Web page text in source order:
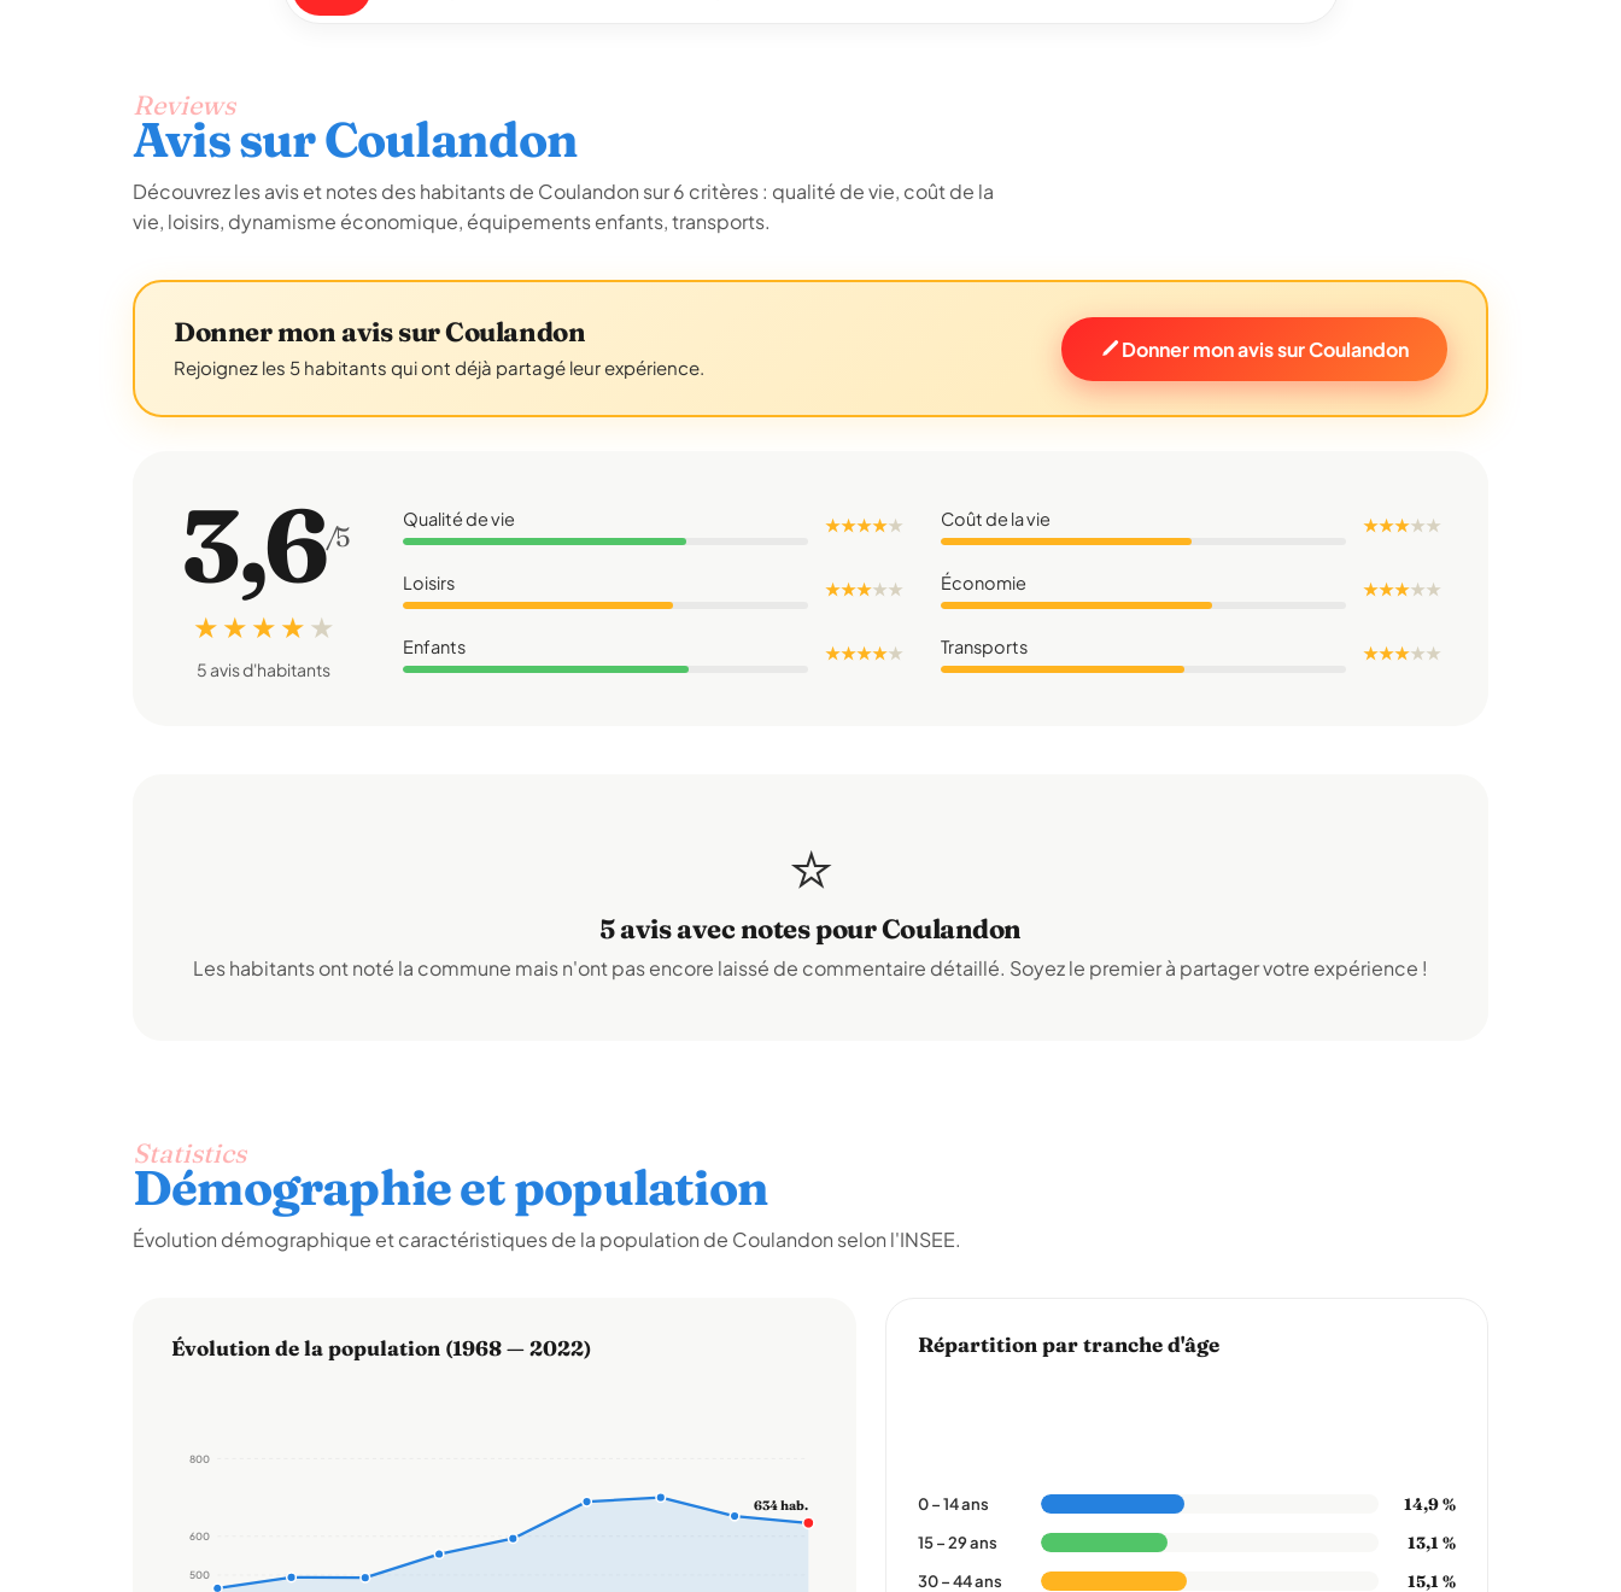
Reviews
Avis sur Coulandon
Découvrez les avis et notes des habitants de Coulandon sur 6 critères : qualité de vie, coût de la
vie, loisirs, dynamisme économique, équipements enfants, transports.
Donner mon avis sur Coulandon
Rejoignez les 5 habitants qui ont déjà partagé leur expérience.
Donner mon avis sur Coulandon
3,6/5
★ ★ ★ ★ ★
5 avis d'habitants
Qualité de vie ★ ★ ★ ★★ Coût de la vie ★ ★ ★★★
Loisirs ★ ★ ★★★ Économie ★ ★ ★★★
Enfants ★ ★ ★ ★★ Transports ★ ★ ★★★
⭐
5 avis avec notes pour Coulandon
Les habitants ont noté la commune mais n'ont pas encore laissé de commentaire détaillé. Soyez le premier à partager votre expérience !
Statistics
Démographie et population
Évolution démographique et caractéristiques de la population de Coulandon selon l'INSEE.
Évolution de la population (1968 — 2022)
500
600
800
634 hab.
Répartition par tranche d'âge
0 – 14 ans 14,9 %
15 – 29 ans 13,1 %
30 – 44 ans 15,1 %